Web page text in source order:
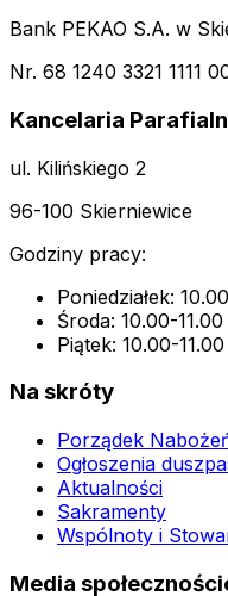
Bank PEKAO S.A. w
Nr. 68 1240 3321 1111
Kancelaria
ul. Kilińskiego 2
96-100 Skierniewice
Godziny pracy:
Poniedziałek:
Środa: 10.00-
Piątek: 10.00-
Na skróty
Porządek
Ogłoszenia
Aktualności
Sakramenty
Wspólnoty i
Media